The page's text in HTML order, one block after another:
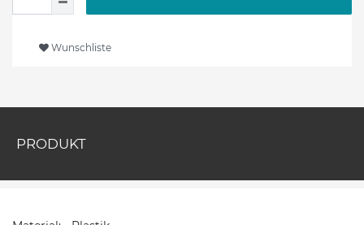
Wunschliste
PRODUKT